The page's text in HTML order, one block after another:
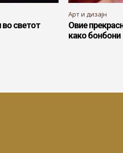
во светот
Арт и дизајн
Овие
како бонбони